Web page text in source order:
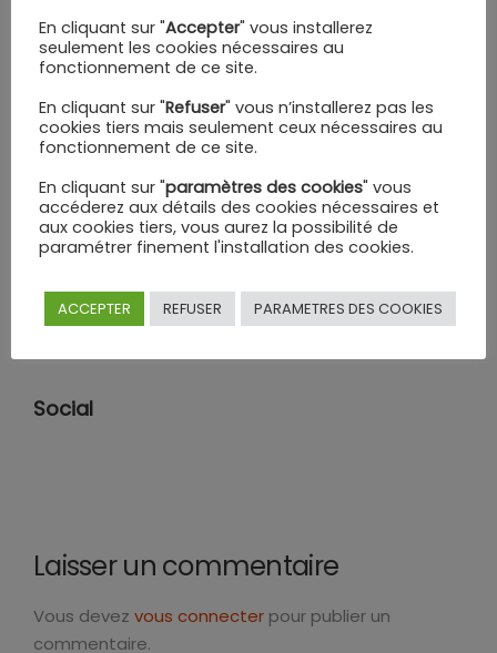
Catégories
Social
Laisser un commentaire
Vous devez vous connecter pour publier un
commentaire.
En cliquant sur "Accepter" vous installerez
seulement les cookies nécessaires au
fonctionnement de ce site.
En cliquant sur "Refuser" vous n’installerez pas les
cookies tiers mais seulement ceux nécessaires au
fonctionnement de ce site.
En cliquant sur "paramètres des cookies" vous
accéderez aux détails des cookies nécessaires et
aux cookies tiers, vous aurez la possibilité de
paramétrer finement l'installation des cookies.
ACCEPTER REFUSER PARAMETRES DES COOKIES